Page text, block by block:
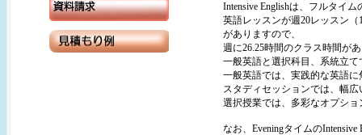
Intensive Englishは、フルタイ
英語レッスンが週20レッスン
がありますので、
週に26.25時間のクラス時間が
一般英語と選択科目、系統立
一般英語では、実践的な英語
スタディセッションでは、幅
選択授業では、多彩なオプシ
なお、Eveningタイムの